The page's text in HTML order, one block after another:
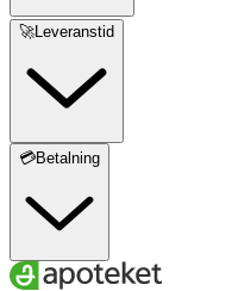
🚀Leveranstid
💳Betalning